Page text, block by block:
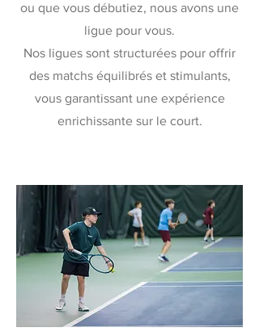
ou que vous débutiez, nous avons une
ligue pour vous.
Nos ligues sont structurées pour offrir
des matchs équilibrés et stimulants,
vous garantissant une expérience
enrichissante sur le court.